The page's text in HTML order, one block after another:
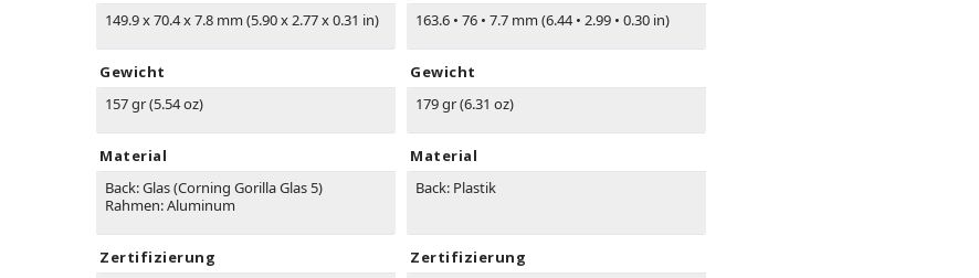
149.9 x 70.4 x 7.8 mm (5.90 x 2.77 x 0.31 in)
Gewicht
157 gr (5.54 oz)
Material
Back: Glas (Corning Gorilla Glas 5)
Rahmen: Aluminum
Zertifizierung
163.6 • 76 • 7.7 mm (6.44• 2.99 • 0.30 in)
Gewicht
179 gr (6.31 oz)
Material
Back: Plastik
Zertifizierung